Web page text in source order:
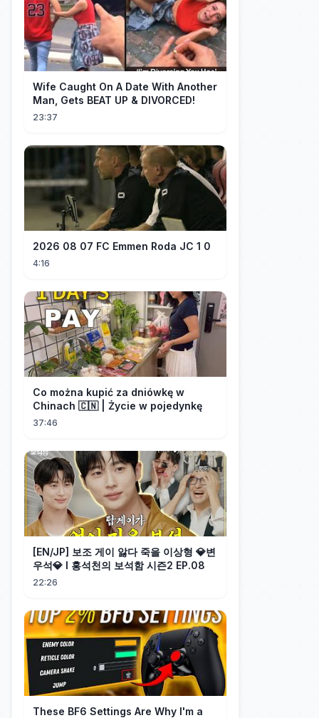
Wife Caught On A Date With Another
Man, Gets BEAT UP & DIVORCED!
23:37
2026 08 07 FC Emmen Roda JC 1 0
4:16
Co można kupić za dniówkę w
Chinach 🇨🇳 | Życie w pojedynkę
37:46
[EN/JP] 보조 게이 앓다 죽을 이상형 💎변
우석💎 l 홍석천의 보석함 시즌2 EP.08
22:26
These BF6 Settings Are Why I'm a